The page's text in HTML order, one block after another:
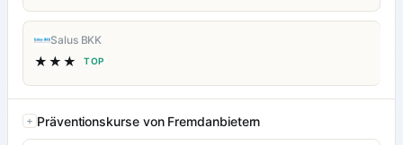
Salus BKK
★★★ TOP
Präventionskurse von Fremdanbietern